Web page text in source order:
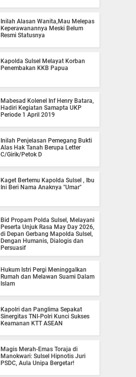
Inilah Alasan Wanita,Mau Melepas
Keperawanannya Meski Belum
Resmi Statusnya
Kapolda Sulsel Melayat Korban
Penembakan KKB Papua
Mabesad Kolenel Inf Henry Batara,
Hadiri Kegiatan Samapta UKP
Periode 1 April 2019
Inilah Penjelasan Pemegang Bukti
Alas Hak Tanah Berupa Letter
C/Girik/Petok D
Kaget Bertemu Kapolda Sulsel , Ibu
Ini Beri Nama Anaknya "Umar"
Bid Propam Polda Sulsel, Melayani
Peserta Unjuk Rasa May Day 2026,
di Depan Gerbang Mapolda Sulsel,
Dengan Humanis, Dialogis dan
Persuasif
Hukum Istri Pergi Meninggalkan
Rumah dan Melawan Suami Dalam
Islam
Kapolri dan Panglima Sepakat
Sinergitas TNI-Polri Kunci Sukses
Keamanan KTT ASEAN
Magis Merah-Emas Toraja di
Manokwari: Sulsel Hipnotis Juri
PSDC, Aula Unipa Bergetar!